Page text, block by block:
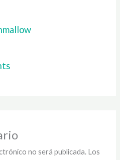
no será publicada. Los